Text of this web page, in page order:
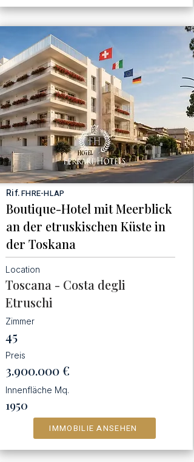
Rif.FHRE-HLAP
Boutique-Hotel mit Meerblick
an der etruskischen Küste in
der Toskana
Location
Toscana - Costa degli
Etruschi
Zimmer
45
Preis
3.900.000€
Innenfläche Mq.
1950
IMMOBILIE ANSEHEN